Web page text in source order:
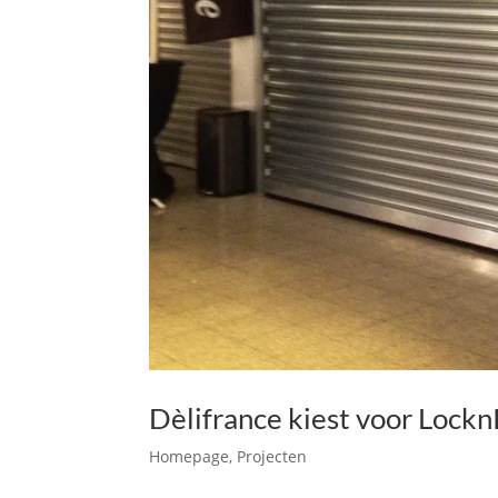
Dèlifrance kiest voor
Homepage, Projecten